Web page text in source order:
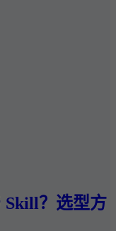
Skill？选型方